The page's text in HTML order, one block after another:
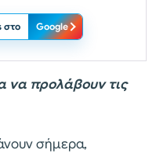
στο Google
να προλάβουν τις
σήμερα,